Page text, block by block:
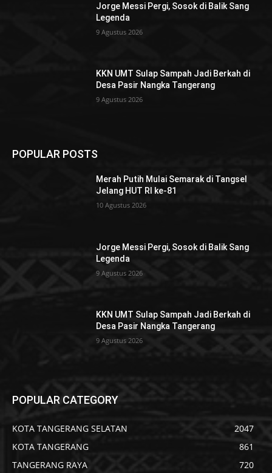
Jorge Messi Pergi, Sosok di Balik Sang
Legenda
9 Agustus 2026
KKN UMT Sulap Sampah Jadi Berkah di
Desa Pasir Nangka Tangerang
9 Agustus 2026
POPULAR POSTS
Merah Putih Mulai Semarak di Tangsel
Jelang HUT RI ke-81
10 Agustus 2026
Jorge Messi Pergi, Sosok di Balik Sang
Legenda
9 Agustus 2026
KKN UMT Sulap Sampah Jadi Berkah di
Desa Pasir Nangka Tangerang
9 Agustus 2026
POPULAR CATEGORY
KOTA TANGERANG SELATAN
2047
KOTA TANGERANG
861
TANGERANG RAYA
720